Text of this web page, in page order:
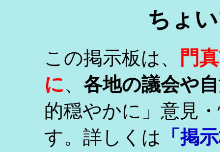
ちょ
この掲示板は、
門
に、 各地の議会や
的穏やかに」意見
す。詳しくは
「掲